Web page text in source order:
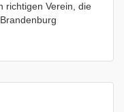
richtigen Verein, die